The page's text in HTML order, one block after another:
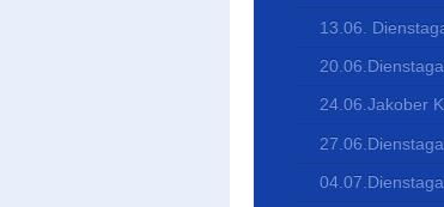
13.06.
24.06.Jakober